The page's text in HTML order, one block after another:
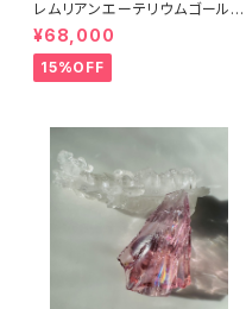
レムリアンエーテリウムゴールド
LGL-1シエラ産アンダラクリスタ
ル
¥68,000
15%OFF